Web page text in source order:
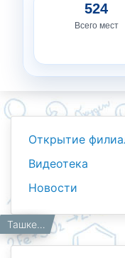
524
Всего мест
Открытие
Видеотека
Новости
Главная
Работникам
Новости Ташкентский филиал РЭУ им. Г.В. Плеханова посетили руководители филиалов ведущих российских вузов в Узбекистане